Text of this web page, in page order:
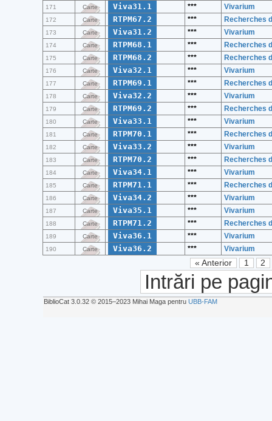
171 Carte Viva31.1 *** Vivarium
172 Carte RTPM67.2 *** Recherches
173 Carte Viva31.2 *** Vivarium
174 Carte RTPM68.1 *** Recherches
175 Carte RTPM68.2 *** Recherches
176 Carte Viva32.1 *** Vivarium
177 Carte RTPM69.1 *** Recherches
178 Carte Viva32.2 *** Vivarium
179 Carte RTPM69.2 *** Recherches
180 Carte Viva33.1 *** Vivarium
181 Carte RTPM70.1 *** Recherches
182 Carte Viva33.2 *** Vivarium
183 Carte RTPM70.2 *** Recherches
184 Carte Viva34.1 *** Vivarium
185 Carte RTPM71.1 *** Recherches
186 Carte Viva34.2 *** Vivarium
187 Carte Viva35.1 *** Vivarium
188 Carte RTPM71.2 *** Recherches
189 Carte Viva36.1 *** Vivarium
190 Carte Viva36.2 *** Vivarium
« Anterior 1 2
Intrări pe
BiblioCat 3.0.32 © 2015‒2023 Mihai Maga pentru UBB-FAM